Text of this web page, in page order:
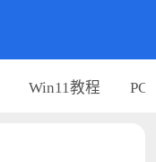
Win11教程 PC